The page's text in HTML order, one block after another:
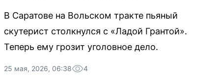
В Саратове на Вольском тракте пьяный
скутерист столкнулся с «Ладой Грантой».
Теперь ему грозит уголовное дело.
25 мая, 2026, 06:38 4